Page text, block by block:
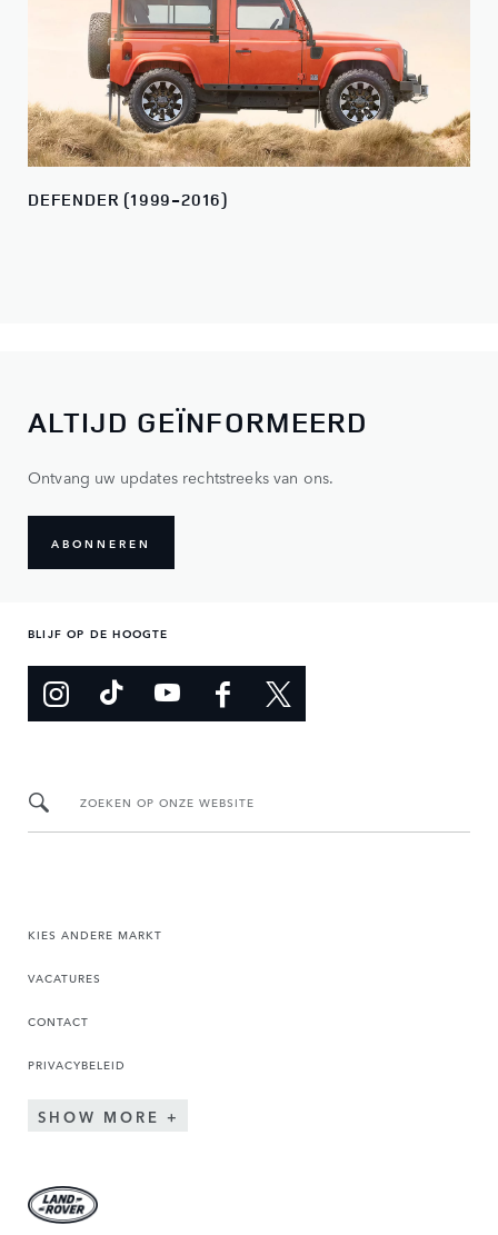
DEFENDER (1999-2016)
ALTIJD GEÏNFORMEERD
Ontvang uw updates rechtstreeks van ons.
ABONNEREN
BLIJF OP DE HOOGTE
ZOEKEN OP ONZE WEBSITE
KIES ANDERE MARKT
VACATURES
CONTACT
PRIVACYBELEID
SHOW MORE